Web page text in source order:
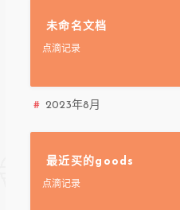
未命名文档
点滴记录
2023年8月
最近买的goods
点滴记录